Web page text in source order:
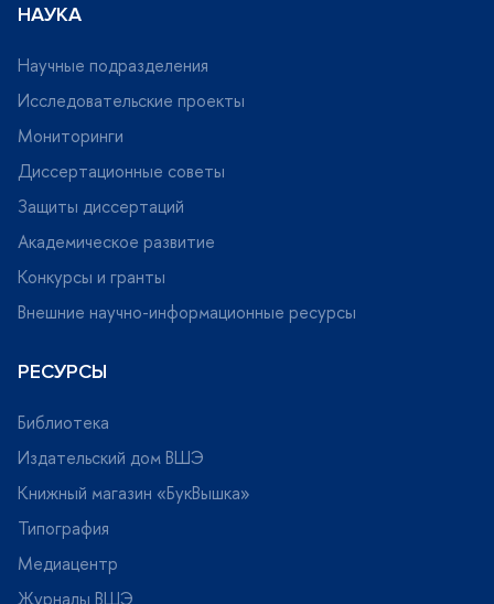
НАУКА
Научные подразделения
Исследовательские проекты
Мониторинги
Диссертационные советы
Защиты диссертаций
Академическое развитие
Конкурсы и гранты
нешние научно-информационные ресурсы
РЕСУРСЫ
Библиотека
Издательский дом ВШЭ
Книжный магазин «БукВышка»
Типография
Медиацентр
Журналы ВШЭ